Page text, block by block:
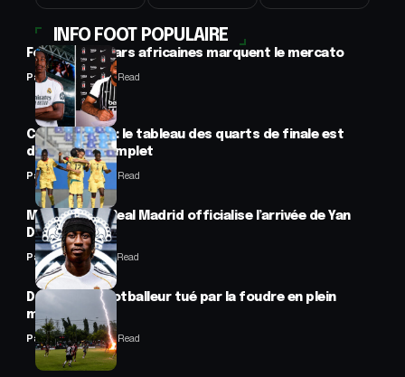
INFO FOOT POPULAIRE
Football : 2 stars africaines marquent le mercato
Panafrofoot2 Min Read
CAN féminine : le tableau des quarts de finale est
désormais complet
Panafrofoot2 Min Read
Mercato : Le Real Madrid officialise l’arrivée de Yan
Diomandé
Panafrofoot1 Min Read
Drame : un footballeur tué par la foudre en plein
match
Panafrofoot2 Min Read